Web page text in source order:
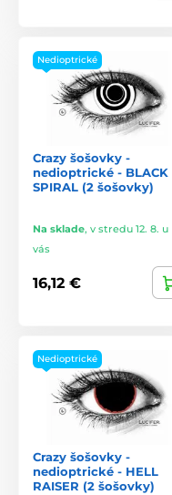
Nedioptrické
Crazy šošovky -
nedioptrické - BLACK
SPIRAL (2 šošovky)
Na sklade, v stredu 12. 8. u
vás
16,12 €
Nedioptrické
Crazy šošovky -
nedioptrické - HELL
RAISER (2 šošovky)